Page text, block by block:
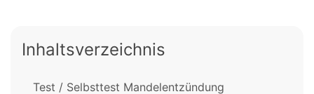
Inhaltsverzeichnis
Test / Selbsttest Mandelentzündung